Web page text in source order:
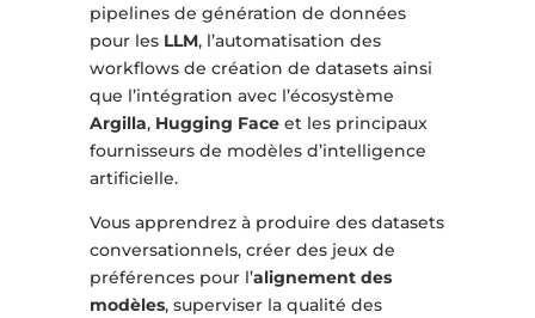
pipelines de génération de données
pour les LLM, l’automatisation des
workflows de création de datasets ainsi
que l’intégration avec l’écosystème
Argilla, Hugging Faceet les principaux
fournisseurs de modèles d’intelligence
artificielle.
Vous apprendrez à produire des datasets
conversationnels, créer des jeux de
préférences pour l’alignement des
modèles, superviser la qualité des